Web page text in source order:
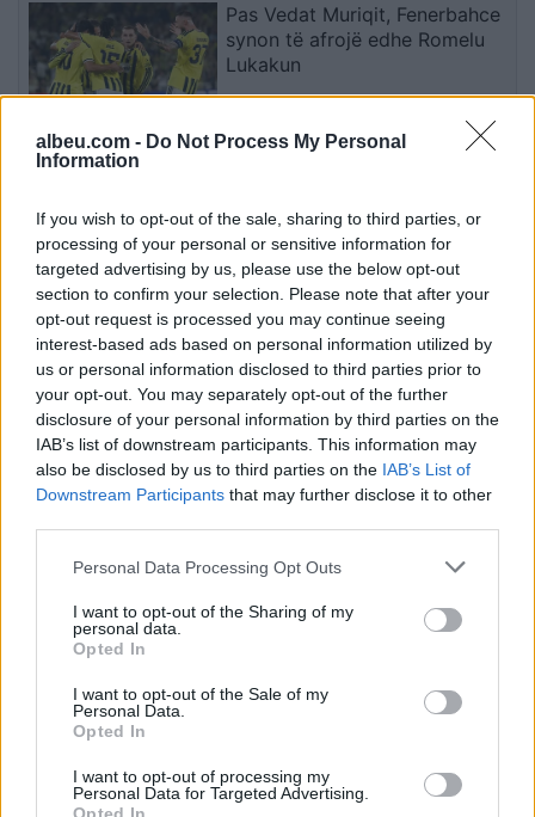
albeu.com - Do Not Process My Personal
Information
If you wish to opt-out of the sale, sharing to third parties, or
processing of your personal or sensitive information for
targeted advertising by us, please use the below opt-out
section to confirm your selection. Please note that after your
opt-out request is processed you may continue seeing
interest-based ads based on personal information utilized by
us or personal information disclosed to third parties prior to
your opt-out. You may separately opt-out of the further
disclosure of your personal information by third parties on the
IAB’s list of downstream participants. This information may
also be disclosed by us to third parties on the IAB’s List of
Downstream Participants that may further disclose it to other
Personal Data Processing Opt Outs
I want to opt-out of the Sharing of my
personal data.
Opted In
I want to opt-out of the Sale of my
Personal Data.
Opted In
I want to opt-out of processing my
Personal Data for Targeted Advertising.
Pas Vedat Muriqit, Fenerbahce
synon të afrojë edhe Romelu
Lukakun
Bajqinovci: Opozita dëshiron të
Kryeparlamentarin, por të
largohet për Presidentin
Esim for Global
Esim for USA Esim for Italy
for Turkey|Esim for Germany|Esim for Greece|